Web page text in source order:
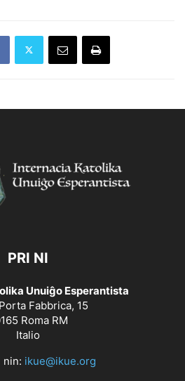
PRI NI
Unuiĝo Esperantista
Fabbrica, 15
Roma RM
Italio
nin: ikue@ikue.org